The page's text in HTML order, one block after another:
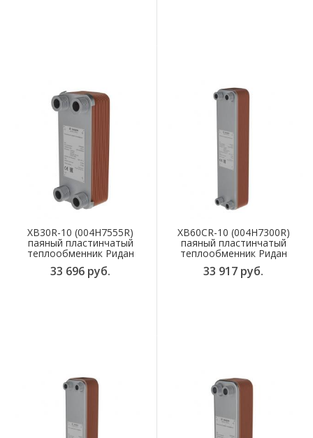
XB30R-10 (004H7555R)
паяный пластинчатый
теплообменник Ридан
33 696 руб.
XB60CR-10 (004H7300R)
паяный пластинчатый
теплообменник Ридан
33 917 руб.